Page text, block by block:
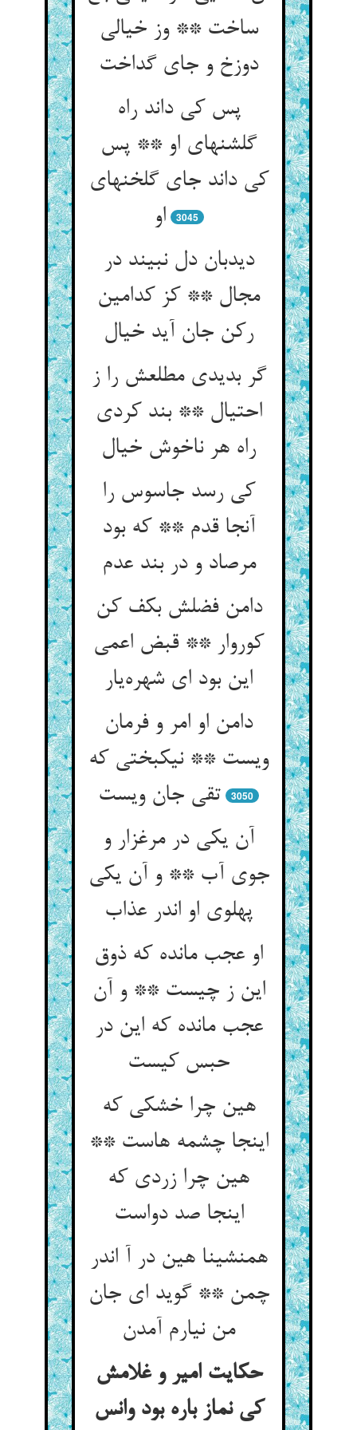
ساخت ** وز خیالی
دوزخ و جای گداخت
پس کی داند راه
گلشنهای او ** پس
کی داند جای گلخنهای
او
3045
دیدبان دل نبیند در
مجال ** کز کدامین
رکن جان آید خیال
گر بدیدی مطلعش را ز
احتیال ** بند کردی
راه هر ناخوش خیال
کی رسد جاسوس را
آنجا قدم ** که بود
مرصاد و در بند عدم
دامن فضلش بکف کن
کوروار ** قبض اعمی
این بود ای شهره‌یار
دامن او امر و فرمان
ویست ** نیکبختی که
تقی جان ویست
3050
آن یکی در مرغزار و
جوی آب ** و آن یکی
پهلوی او اندر عذاب
او عجب مانده که ذوق
این ز چیست ** و آن
عجب مانده که این در
حبس کیست
هین چرا خشکی که
اینجا چشمه هاست **
هین چرا زردی که
اینجا صد دواست
همنشینا هین در آ اندر
چمن ** گوید ای جان
من نیارم آمدن
حکایت امیر و غلامش
کی نماز باره بود وانس